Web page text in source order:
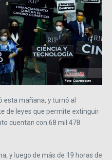
esta mañana, y turnó al
de leyes que permite extinguir
cuentan con 68 mil 478
y luego de más de 19 horas de